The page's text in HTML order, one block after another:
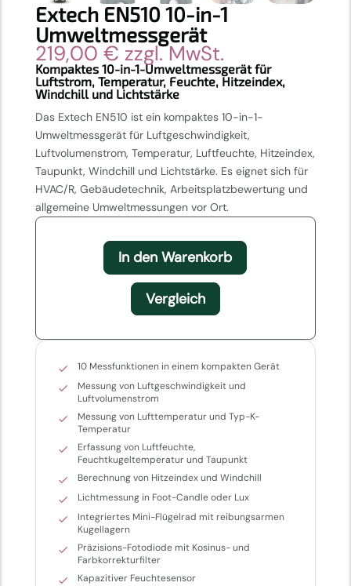
Extech EN510 10-in-1
Umweltmessgerät
219,00 € zzgl. MwSt.
Kompaktes 10-in-1-Umweltmessgerät für
Luftstrom, Temperatur, Feuchte, Hitzeindex,
Windchill und Lichtstärke
Das Extech EN510 ist ein kompaktes 10-in-1-
Umweltmessgerät für Luftgeschwindigkeit,
Luftvolumenstrom, Temperatur, Luftfeuchte, Hitzeindex,
Taupunkt, Windchill und Lichtstärke. Es eignet sich für
HVAC/R, Gebäudetechnik, Arbeitsplatzbewertung und
allgemeine Umweltmessungen vor Ort.
In den Warenkorb
Vergleich
10 Messfunktionen in einem kompakten Gerät
Messung von Luftgeschwindigkeit und
Luftvolumenstrom
Messung von Lufttemperatur und Typ-K-
Temperatur
Erfassung von Luftfeuchte,
Feuchtkugeltemperatur und Taupunkt
Berechnung von Hitzeindex und Windchill
Lichtmessung in Foot-Candle oder Lux
Integriertes Mini-Flügelrad mit reibungsarmen
Kugellagern
Präzisions-Fotodiode mit Kosinus- und
Farbkorrekturfilter
Kapazitiver Feuchtesensor